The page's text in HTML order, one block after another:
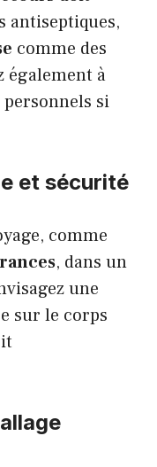
antiseptiques,
comme des
également à
si
et sécurité
comme
, dans un
une
sur le corps